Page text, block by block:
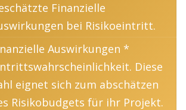
Finanzielle
bei Risikoeintritt.
Auswirkungen *
Diese
eignet sich zum abschätzen
Risikobudgets für ihr Projekt.